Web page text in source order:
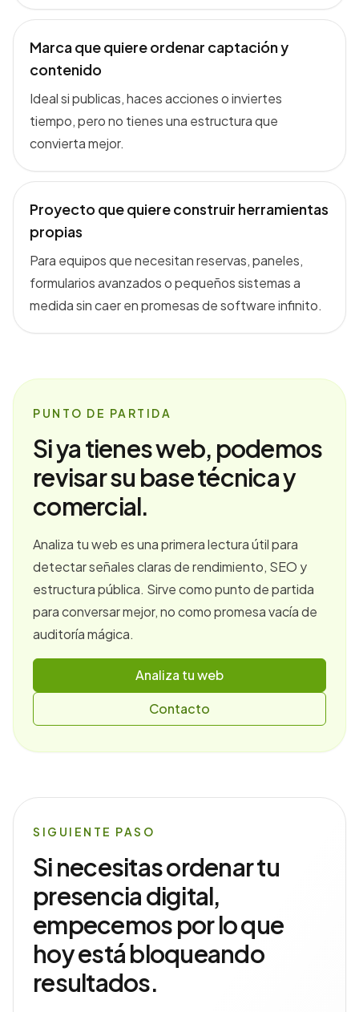
Marca que quiere ordenar captación y
contenido
Ideal si publicas, haces acciones o inviertes
tiempo, pero no tienes una estructura que
convierta mejor.
Proyecto que quiere construir herramientas
propias
Para equipos que necesitan reservas, paneles,
formularios avanzados o pequeños sistemas a
medida sin caer en promesas de software infinito.
PUNTO DE PARTIDA
Si ya tienes web, podemos
revisar su base técnica y
comercial.
Analiza tu web es una primera lectura útil para
detectar señales claras de rendimiento, SEO y
estructura pública. Sirve como punto de partida
para conversar mejor, no como promesa vacía de
auditoría mágica.
Analiza tu web
Contacto
SIGUIENTE PASO
Si necesitas ordenar tu
presencia digital,
empecemos por lo que
hoy está bloqueando
resultados.